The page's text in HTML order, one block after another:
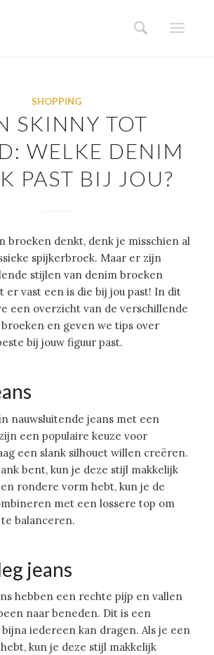
SHOPPING
SKINNY TOT
WELKE DENIM
PAST BIJ JOU?
broeken denkt, denk je misschien al
spijkerbroek. Maar er zijn
stijlen van denim broeken
er vast een is die bij jou past! In dit
een overzicht van de verschillende
en geven we tips over
bij jouw figuur past.
nauwsluitende jeans met een
een populaire keuze voor
een slank silhouet willen creëren.
bent, kun je deze stijl makkelijk
rondere vorm hebt, kun je de
met een lossere top om
balanceren.
jeans
hebben een rechte pijp en vallen
naar beneden. Dit is een
iedereen kan dragen. Als je een
kun je deze stijl makkelijk